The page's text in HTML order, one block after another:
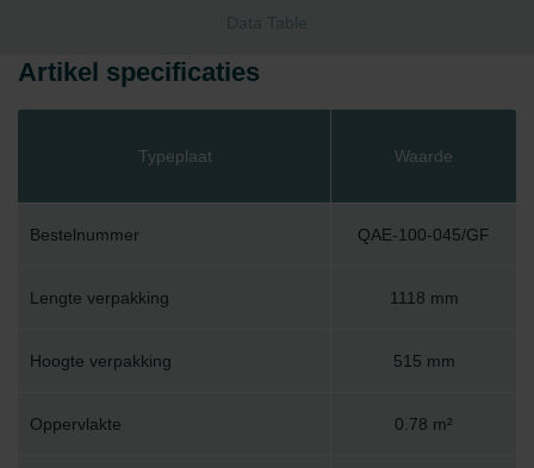
Data Table
Artikel specificaties
Typeplaat Waarde
Bestelnummer QAE-100-045/GF
Lengte verpakking 1118 mm
Hoogte verpakking 515 mm
Oppervlakte 0.78 m²